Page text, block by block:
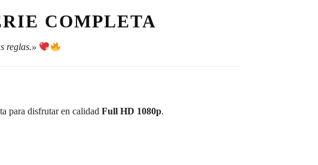
COMPLETA
reglas.»
para disfrutar en calidad Full HD 1080p.